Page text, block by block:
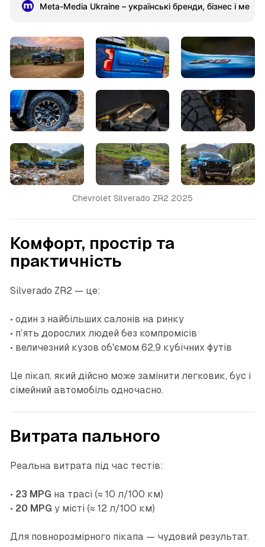
Meta-Media Ukraine – українські бренди, бізнес і
Chevrolet Silverado ZR2 2025
Комфорт, простір та
практичність
Silverado ZR2 — це:
• один з найбільших салонів на ринку
• п’ять дорослих людей без компромісів
• величезний кузов об'ємом 62,9 кубічних футів
Це пікап, який дійсно може замінити легковик, бус і
сімейний автомобіль одночасно.
Витрата пального
Реальна витрата під час тестів:
• 23 MPG на трасі (≈ 10 л/100 км)
• 20 MPG у місті (≈ 12 л/100 км)
Для повнорозмірного пікапа — чудовий результат.